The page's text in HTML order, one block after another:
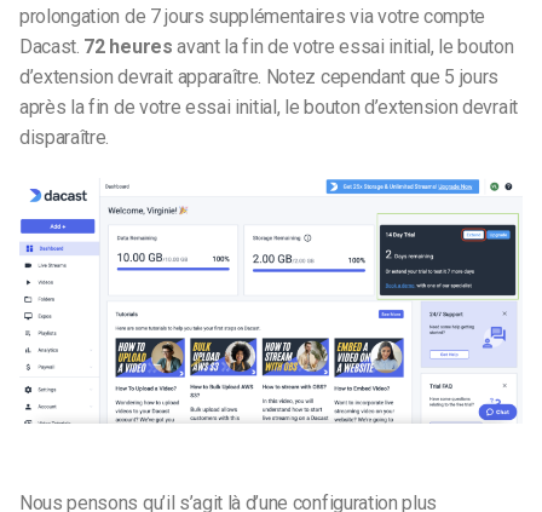
prolongation de 7 jours supplémentaires via votre compte
Dacast. 72 heures avant la fin de votre essai initial, le bouton
d’extension devrait apparaître. Notez cependant que 5 jours
après la fin de votre essai initial, le bouton d’extension devrait
disparaître.
Nous pensons qu’il s’agit là d’une configuration plus